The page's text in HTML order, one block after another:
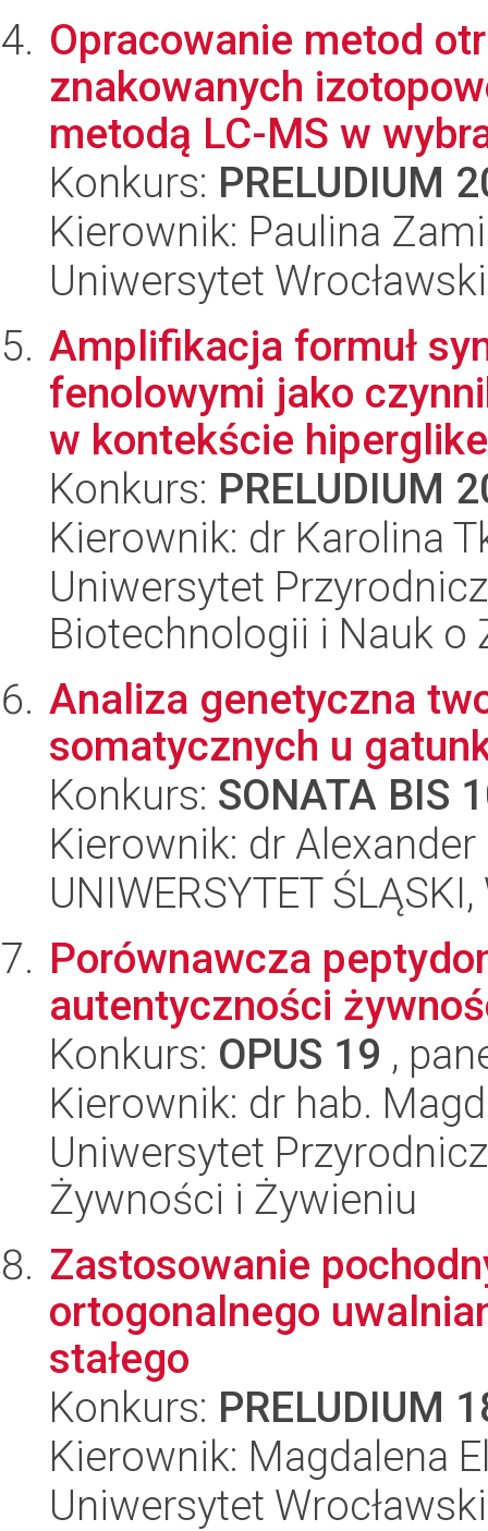
Opracowanie metod
znakowanych
metodą LC-MS w
Konkurs: PRELUDIUM
Kierownik: Paulina
Uniwersytet
Amplifikacja formuł
fenolowymi jako
w kontekście
Konkurs: PRELUDIUM
Kierownik: dr Karolina
Uniwersytet
Biotechnologii i Nauk o
Analiza genetyczna
somatycznych u
Konkurs: SONATA BIS
Kierownik: dr
UNIWERSYTET
Porównawcza
autentyczności
Konkurs: OPUS 19 ,
Kierownik: dr hab.
Uniwersytet
Żywności i Żywieniu
Zastosowanie
ortogonalnego
stałego
Konkurs: PRELUDIUM
Kierownik: Magdalena
Uniwersytet